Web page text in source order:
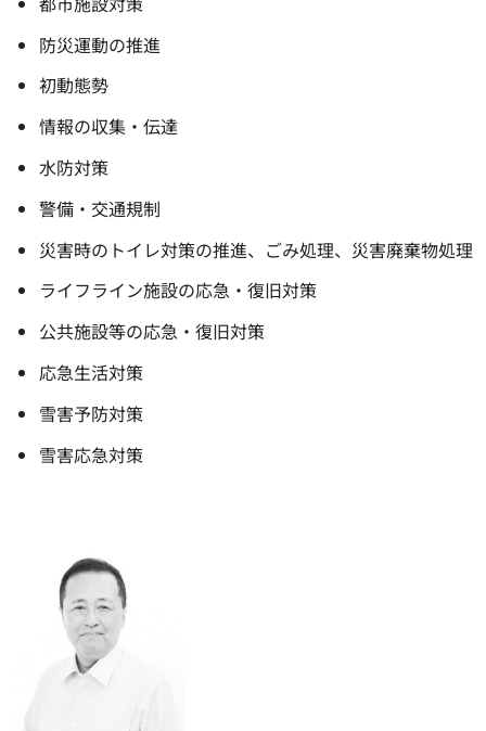
防災運動の推進
初動態勢
情報の収集・伝達
水防対策
警備・交通規制
災害時のトイレ対策の推進、ごみ処理、災害廃棄物処理
ライフライン施設の応急・復旧対策
公共施設等の応急・復旧対策
応急生活対策
雪害予防対策
雪害応急対策